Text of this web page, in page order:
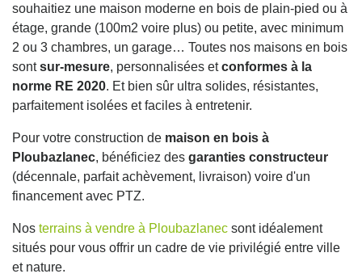
souhaitiez une maison moderne en bois de plain-pied ou à
étage, grande (100m2 voire plus) ou petite, avec minimum
2 ou 3 chambres, un garage… Toutes nos maisons en bois
sontsur-mesure, personnalisées etconformes à la
norme RE 2020. Et bien sûr ultra solides, résistantes,
parfaitement isolées et faciles à entretenir.
Pour votre construction de maison en bois à
Ploubazlanec, bénéficiez des garanties constructeur
(décennale, parfait achèvement, livraison) voire d'un
financement avec PTZ.
Nos terrains à vendre à Ploubazlanec sont idéalement
situés pour vous offrir un cadre de vie privilégié entre ville
et nature.